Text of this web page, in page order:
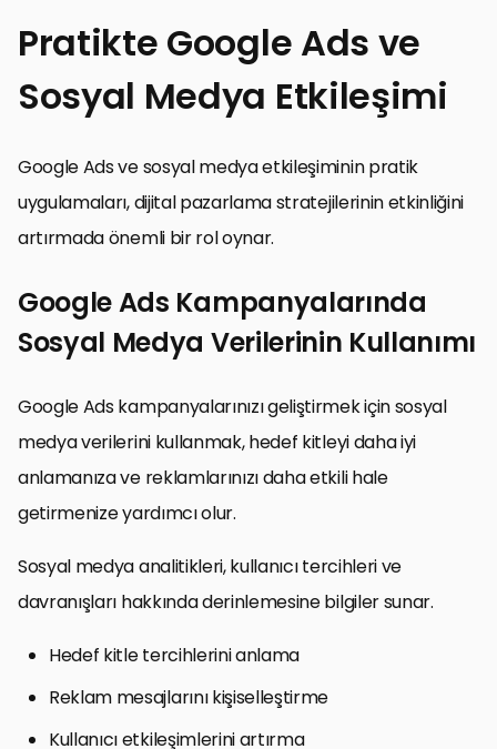
Pratikte Google Ads ve
Sosyal Medya Etkileşimi
Google Ads ve sosyal medya etkileşiminin pratik
uygulamaları, dijital pazarlama stratejilerinin etkinliğini
artırmada önemli bir rol oynar.
Google Ads Kampanyalarında
Sosyal Medya Verilerinin Kullanımı
Google Ads kampanyalarınızı geliştirmek için sosyal
medya verilerini kullanmak, hedef kitleyi daha iyi
anlamanıza ve reklamlarınızı daha etkili hale
getirmenize yardımcı olur.
Sosyal medya analitikleri, kullanıcı tercihleri ve
davranışları hakkında derinlemesine bilgiler sunar.
Hedef kitle tercihlerini anlama
Reklam mesajlarını kişiselleştirme
Kullanıcı etkileşimlerini artırma